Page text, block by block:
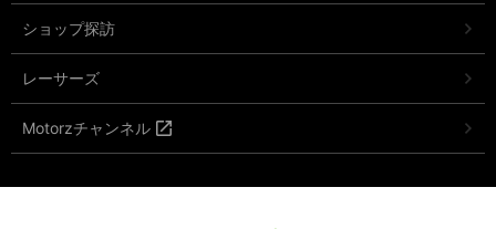
ショップ探訪
レーサーズ
Motorzチャンネル